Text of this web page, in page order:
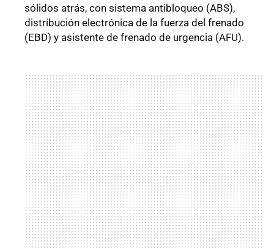
sólidos atrás, con sistema antibloqueo (ABS),
distribución electrónica de la fuerza del frenado
(EBD) y asistente de frenado de urgencia (AFU).